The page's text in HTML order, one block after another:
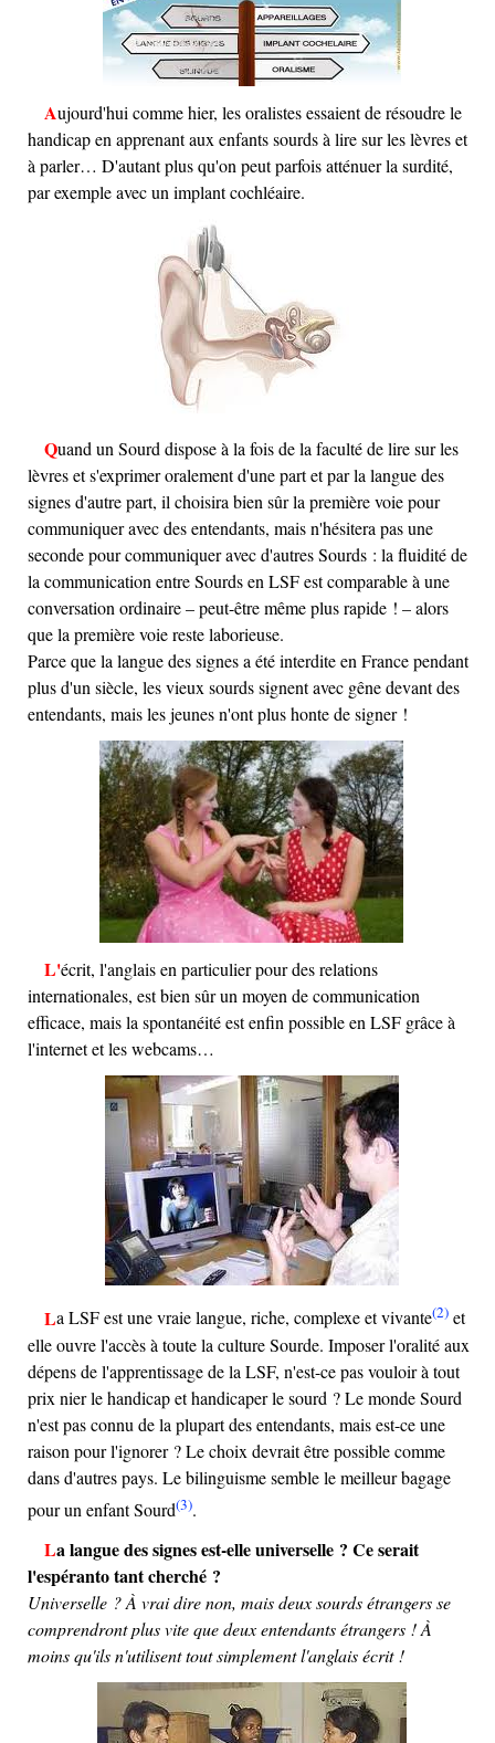
Aujourd'hui comme hier, les oralistes essaient de résoudre le
handicap en apprenant aux enfants sourds à lire sur les lèvres et
à parler… D'autant plus qu'on peut parfois atténuer la surdité,
par exemple avec un implant cochléaire.
Quand un Sourd dispose à la fois de la faculté de lire sur les
lèvres et s'exprimer oralement d'une part et par la langue des
signes d'autre part, il choisira bien sûr la première voie pour
communiquer avec des entendants, mais n'hésitera pas une
seconde pour communiquer avec d'autres Sourds : la fluidité de
la communication entre Sourds en LSF est comparable à une
conversation ordinaire – peut-être même plus rapide ! – alors
que la première voie reste laborieuse.
Parce que la langue des signes a été interdite en France pendant
plus d'un siècle, les vieux sourds signent avec gêne devant des
entendants, mais les jeunes n'ont plus honte de signer !
L'écrit, l'anglais en particulier pour des relations
internationales, est bien sûr un moyen de communication
efficace, mais la spontanéité est enfin possible en LSF grâce à
l'internet et les webcams…
La LSF est une vraie langue, riche, complexe et vivante(2) et
elle ouvre l'accès à toute la culture Sourde. Imposer l'oralité aux
dépens de l'apprentissage de la LSF, n'est-ce pas vouloir à tout
prix nier le handicap et handicaper le sourd ? Le monde Sourd
n'est pas connu de la plupart des entendants, mais est-ce une
raison pour l'ignorer ? Le choix devrait être possible comme
dans d'autres pays. Le bilinguisme semble le meilleur bagage
pour un enfant Sourd(3).
La langue des signes est-elle universelle ? Ce serait
l'espéranto tant cherché ?
Universelle ? À vrai dire non, mais deux sourds étrangers se
comprendront plus vite que deux entendants étrangers ! À
moins qu'ils n'utilisent tout simplement l'anglais écrit !